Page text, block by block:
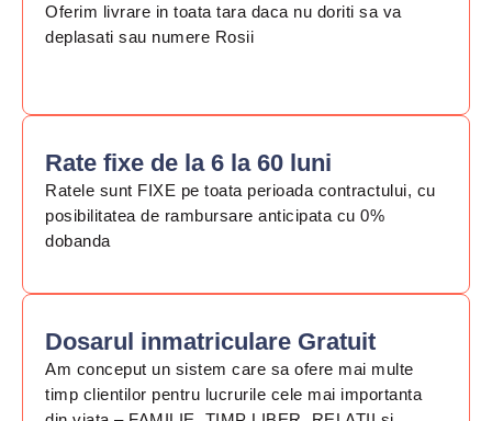
Oferim livrare in toata tara daca nu doriti sa va
deplasati sau numere Rosii​
Rate fixe de la 6 la 60 luni​
Ratele sunt FIXE pe toata perioada contractului, cu
posibilitatea de rambursare anticipata cu 0%
dobanda​
Dosarul inmatriculare Gratuit​
Am conceput un sistem care sa ofere mai multe
timp clientilor pentru lucrurile cele mai importanta